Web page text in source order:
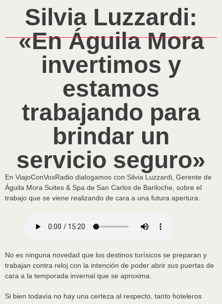
Silvia Luzzardi:
«En Águila Mora
invertimos y
estamos
trabajando para
brindar un
servicio seguro»
En ViajoConVosRadio dialogamos con Silvia Luzzardi, Gerente de
Águila Mora Suites & Spa de San Carlos de Bariloche, sobre el
trabajo que se viene realizando de cara a una futura apertura.
No es ninguna novedad que los destinos turísicos se preparan y
trabajan contra reloj con la intención de poder abrir sus puertas de
cara a la temporada invernal que se aproxima.
Si bien todavía no hay una certeza al respecto, tanto hoteleros